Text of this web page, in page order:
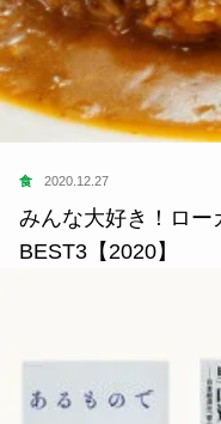
食 2020.12.27
みんな大好き！ロー
BEST3【2020】